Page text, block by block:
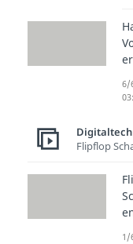
Bei
er
6/
Flipflop
1/